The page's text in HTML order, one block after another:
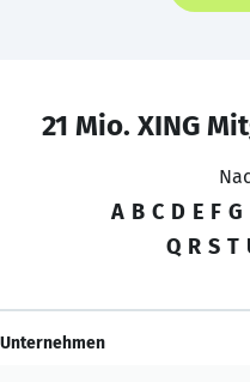
21 Mio. XING
A B C D E F G
Q R S T
Unternehmen